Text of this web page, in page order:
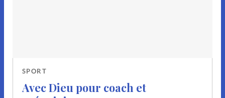
SPORT
Avec Dieu pour coach et